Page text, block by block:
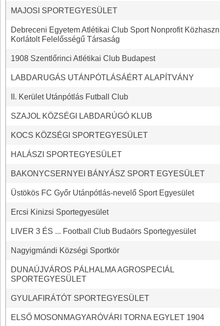
MAJOSI SPORTEGYESÜLET
Debreceni Egyetem Atlétikai Club Sport Nonprofit
Korlátolt Felelősségű Társaság
1908 Szentlőrinci Atlétikai Club Budapest
LABDARUGÁS UTÁNPÓTLÁSÁÉRT ALAPÍTVÁNY
II. Kerület Utánpótlás Futball Club
SZAJOL KÖZSÉGI LABDARÚGÓ KLUB
KOCS KÖZSÉGI SPORTEGYESÜLET
HALÁSZI SPORTEGYESÜLET
BAKONYCSERNYEI BÁNYÁSZ SPORT EGYESÜLET
Üstökös FC Győr Utánpótlás-nevelő Sport Egyesület
Ercsi Kinizsi Sportegyesület
LIVER 3 ÉS ... Football Club Budaörs Sportegyesület
Nagyigmándi Községi Sportkör
DUNAÚJVÁROS PÁLHALMA AGROSPECIÁL
SPORTEGYESÜLET
GYULAFIRÁTÓT SPORTEGYESÜLET
ELSŐ MOSONMAGYARÓVÁRI TORNA EGYLET 1904